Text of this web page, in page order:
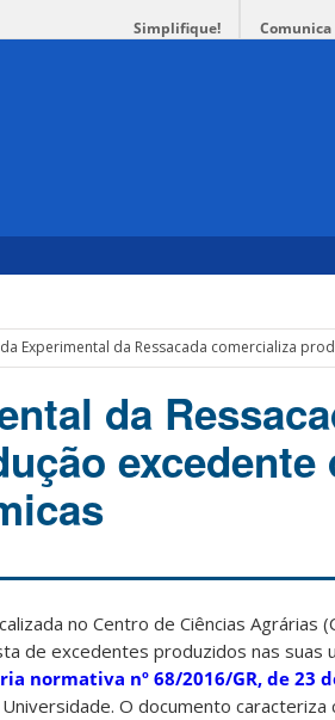
Simplifique! Comunica
Experimental da Ressacada comercializa
da
excedente
no Centro de Ciências Agrárias
de excedentes produzidos nas suas
normativa nº 68/2016/GR, de 23
O documento